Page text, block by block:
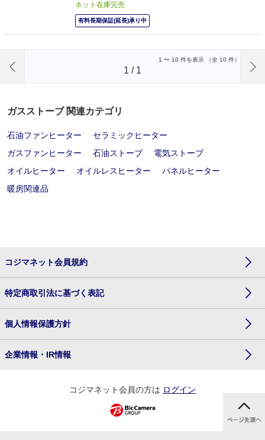
ネット在庫完売
有料長期保証(延長)承り中
1 〜 10 件を表示 （全 10 件）
1 / 1
ガスストーブ 関連カテゴリ
石油ファンヒーター
セラミックヒーター
ガスファンヒーター
石油ストーブ
電気ストーブ
オイルヒーター
オイルレスヒーター
パネルヒーター
暖房関連品
コジマネット会員規約
特定商取引法に基づく表記
個人情報保護方針
企業情報・IR情報
コジマネット会員の方は ログイン